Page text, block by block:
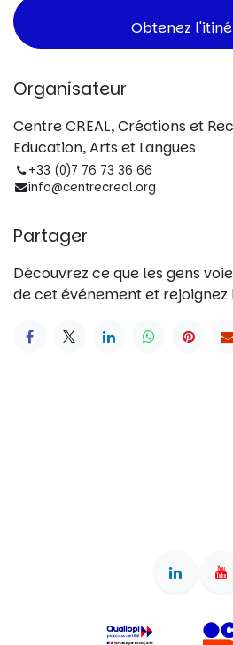
Obtenez
Organisateur
Centre CREAL, Créations et
Education, Arts et Langues
+33 (0)7 76 73 36 66
info@centrecreal.org
Partager
Découvrez ce que les gens
de cet événement et rejoignez